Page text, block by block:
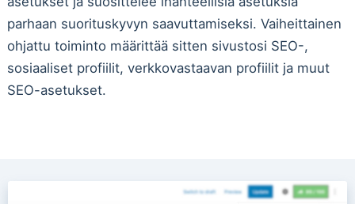
parhaan suorituskyvyn saavuttamiseksi. Vaiheittainen
ohjattu toiminto määrittää sitten sivustosi SEO-,
sosiaaliset profiilit, verkkovastaavan profiilit ja muut
SEO-asetukset.